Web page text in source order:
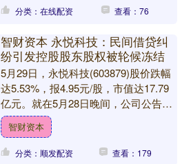
分类：在线配资 查看：76
智财资本 永悦科技：民间借贷纠
纷引发控股股东股权被轮候冻结
5月29日，永悦科技(603879)股价跌幅
达5.53%，报4.95元/股，市值达17.79
亿元。就在5月28日晚间，公司公告
称，近日收到控股股东通知并通过中
国....
智财资本
分类：顺发配资 查看：179